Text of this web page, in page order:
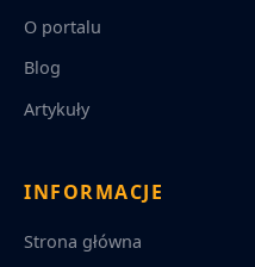
O portalu
Blog
Artykuły
INFORMACJE
Strona główna